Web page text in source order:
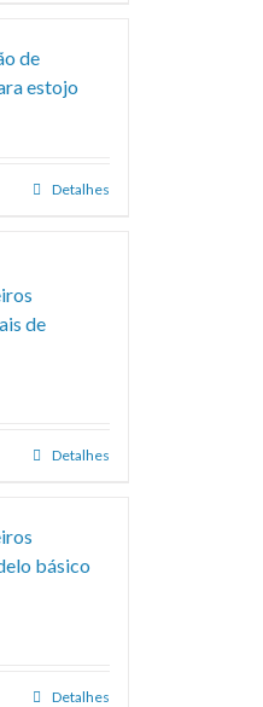
de
estojo
Detalhes
de
Detalhes
básico
Detalhes